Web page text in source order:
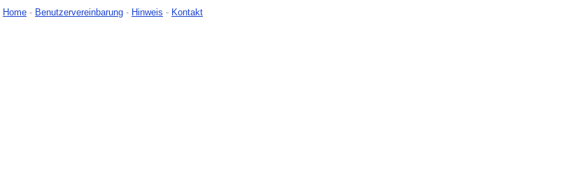
Home - Benutzervereinbarung - Hinweis - Kontakt